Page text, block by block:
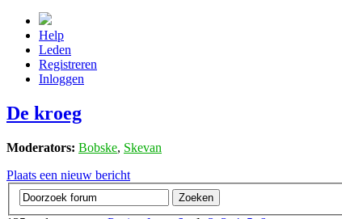
Help
Leden
Registreren
Inloggen
De kroeg
Moderators: Bobske, Skevan
Plaats een nieuw bericht